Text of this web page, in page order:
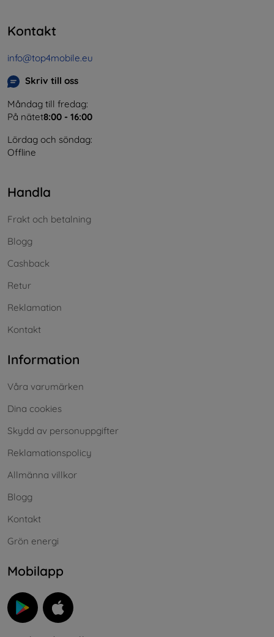
Kontakt
info@top4mobile.eu
Skriv till oss
Måndag till fredag:
På nätet8:00 - 16:00
Lördag och söndag:
Offline
Handla
Frakt och betalning
Blogg
Cashback
Retur
Reklamation
Kontakt
Information
Våra varumärken
Dina cookies
Skydd av personuppgifter
Reklamationspolicy
Allmänna villkor
Blogg
Kontakt
Grön energi
Mobilapp